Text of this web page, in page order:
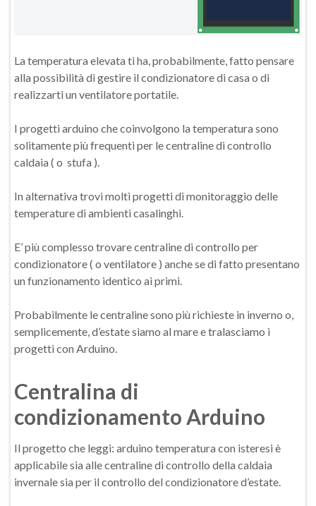
La temperatura elevata ti ha, probabilmente, fatto pensare
alla possibilità di gestire il condizionatore di casa o di
realizzarti un ventilatore portatile.
I progetti arduino che coinvolgono la temperatura sono
solitamente più frequenti per le centraline di controllo
caldaia ( o stufa ).
In alternativa trovi molti progetti di monitoraggio delle
temperature di ambienti casalinghi.
E’ più complesso trovare centraline di controllo per
condizionatore ( o ventilatore ) anche se di fatto presentano
un funzionamento identico ai primi.
Probabilmente le centraline sono più richieste in inverno o,
semplicemente, d’estate siamo al mare e tralasciamo i
progetti con Arduino.
Centralina di
condizionamento Arduino
Il progetto che leggi: arduino temperatura con isteresi è
applicabile sia alle centraline di controllo della caldaia
invernale sia per il controllo del condizionatore d’estate.